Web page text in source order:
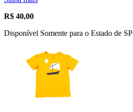
R$ 40,00
Disponível Somente para o Estado de SP